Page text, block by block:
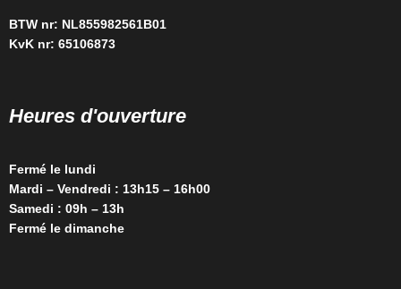
BTW nr: NL855982561B01
KvK nr: 65106873
Heures d'ouverture
Fermé le lundi
Mardi – Vendredi : 13h15 – 16h00
Samedi : 09h – 13h
Fermé le dimanche